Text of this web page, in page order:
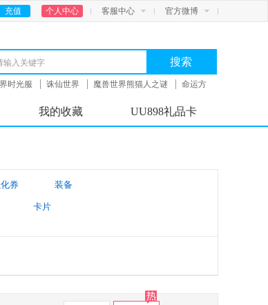
充值 个人中心 客服中心 官方微博
搜索
时光服 诛仙世界 魔兽世界熊猫人之谜
命运方
我的收藏 UU898礼品卡
券 装备
卡片